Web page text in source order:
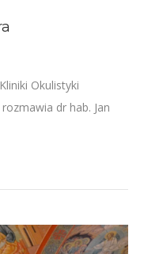
Okulistyki
dr hab. Jan